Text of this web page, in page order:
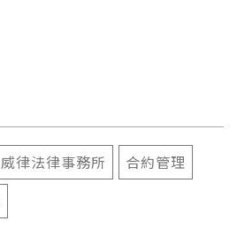
威律法律事務所
合約管理